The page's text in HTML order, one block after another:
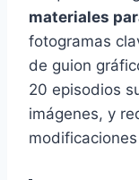
materiales
fotogramas
de guion
20 episodios
imágenes, y